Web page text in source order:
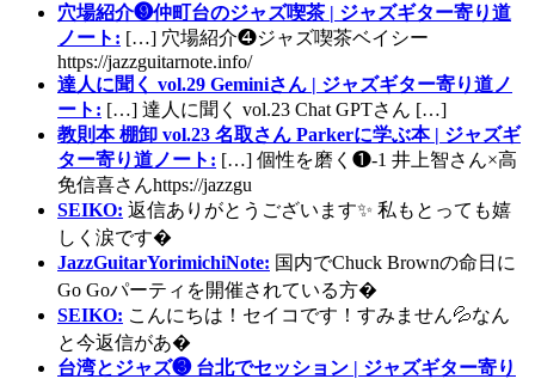
穴場紹介❾仲町台のジャズ喫茶 | ジャズギター寄り道
ノート: […] 穴場紹介❹ジャズ喫茶ベイシー
https://jazzguitarnote.info/
達人に聞く vol.29 Geminiさん | ジャズギター寄り道ノ
ート: […] 達人に聞く vol.23 Chat GPTさん […]
教則本 棚卸 vol.23 名取さん Parkerに学ぶ本 | ジャズギ
ター寄り道ノート: […] 個性を磨く❶-1 井上智さん×高
免信喜さんhttps://jazzgu
SEIKO: 返信ありがとうございます✨ 私もとっても嬉
しく涙です�
JazzGuitarYorimichiNote: 国内でChuck Brownの命日に
Go Goパーティを開催されている方�
SEIKO: こんにちは！セイコです！すみません💦なん
と今返信があ�
台湾とジャズ❸ 台北でセッション | ジャズギター寄り